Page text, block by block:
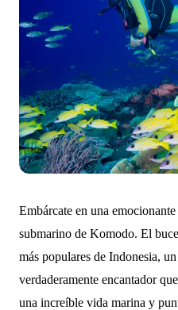
Embárcate en una
submarino de Komodo. El
más populares de Indonesia,
verdaderamente encantador
una increíble vida marina y